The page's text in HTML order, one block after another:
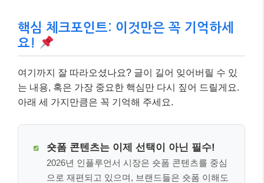
핵심 체크포인트: 이것만은 꼭 기억하세
요!
여기까지 잘 따라오셨나요? 글이 길어 잊어버릴 수 있
는 내용, 혹은 가장 중요한 핵심만 다시 짚어 드릴게요.
아래 세 가지만큼은 꼭 기억해 주세요.
숏폼 콘텐츠는 이제 선택이 아닌 필수!
2026년 인플루언서 시장은 숏폼 콘텐츠를 중심
으로 재편되고 있으며, 브랜드들은 숏폼 이해도